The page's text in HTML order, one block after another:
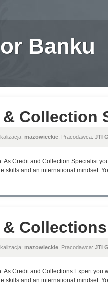
Banku
Collection
mazowieckie , Pracodawca: JTI
As Credit and Collection Specialist
skills and an international mindset.
mazowieckie , Pracodawca: JTI
As Credit and Collections Expert you
skills and an international mindset.